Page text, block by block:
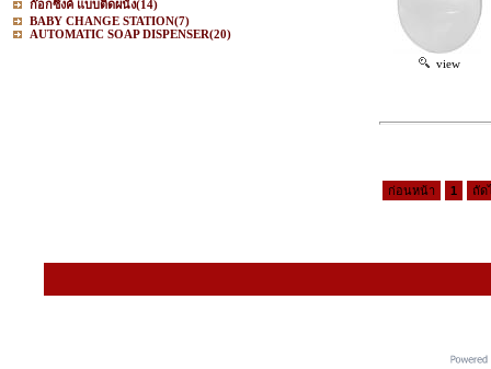
ก๊อกซิงค์ แบบติดผนัง(14)
BABY CHANGE STATION(7)
AUTOMATIC SOAP DISPENSER(20)
view
ก่อนหน้า 1 ถัด